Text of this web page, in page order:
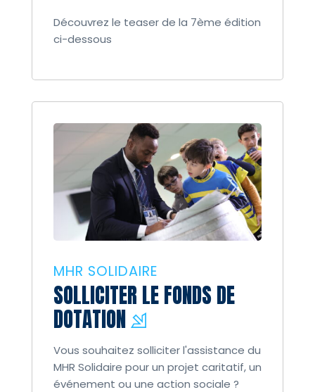
Découvrez le teaser de la 7ème édition
ci-dessous
MHR SOLIDAIRE
SOLLICITER LE FONDS DE
DOTATION
Vous souhaitez solliciter l'assistance du
MHR Solidaire pour un projet caritatif, un
événement ou une action sociale ?